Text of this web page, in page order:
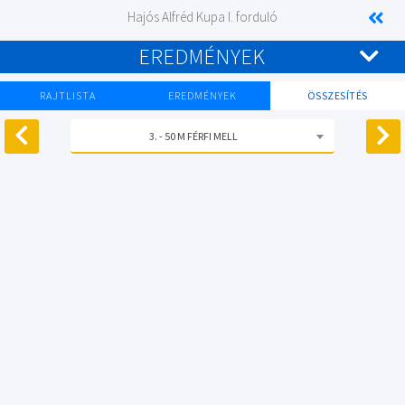
Hajós Alfréd Kupa I. forduló
EREDMÉNYEK
RAJTLISTA EREDMÉNYEK ÖSSZESÍTÉS
3. - 50 M FÉRFI MELL